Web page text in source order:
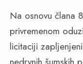
Na osnovu člana
privremenom
licitaciji